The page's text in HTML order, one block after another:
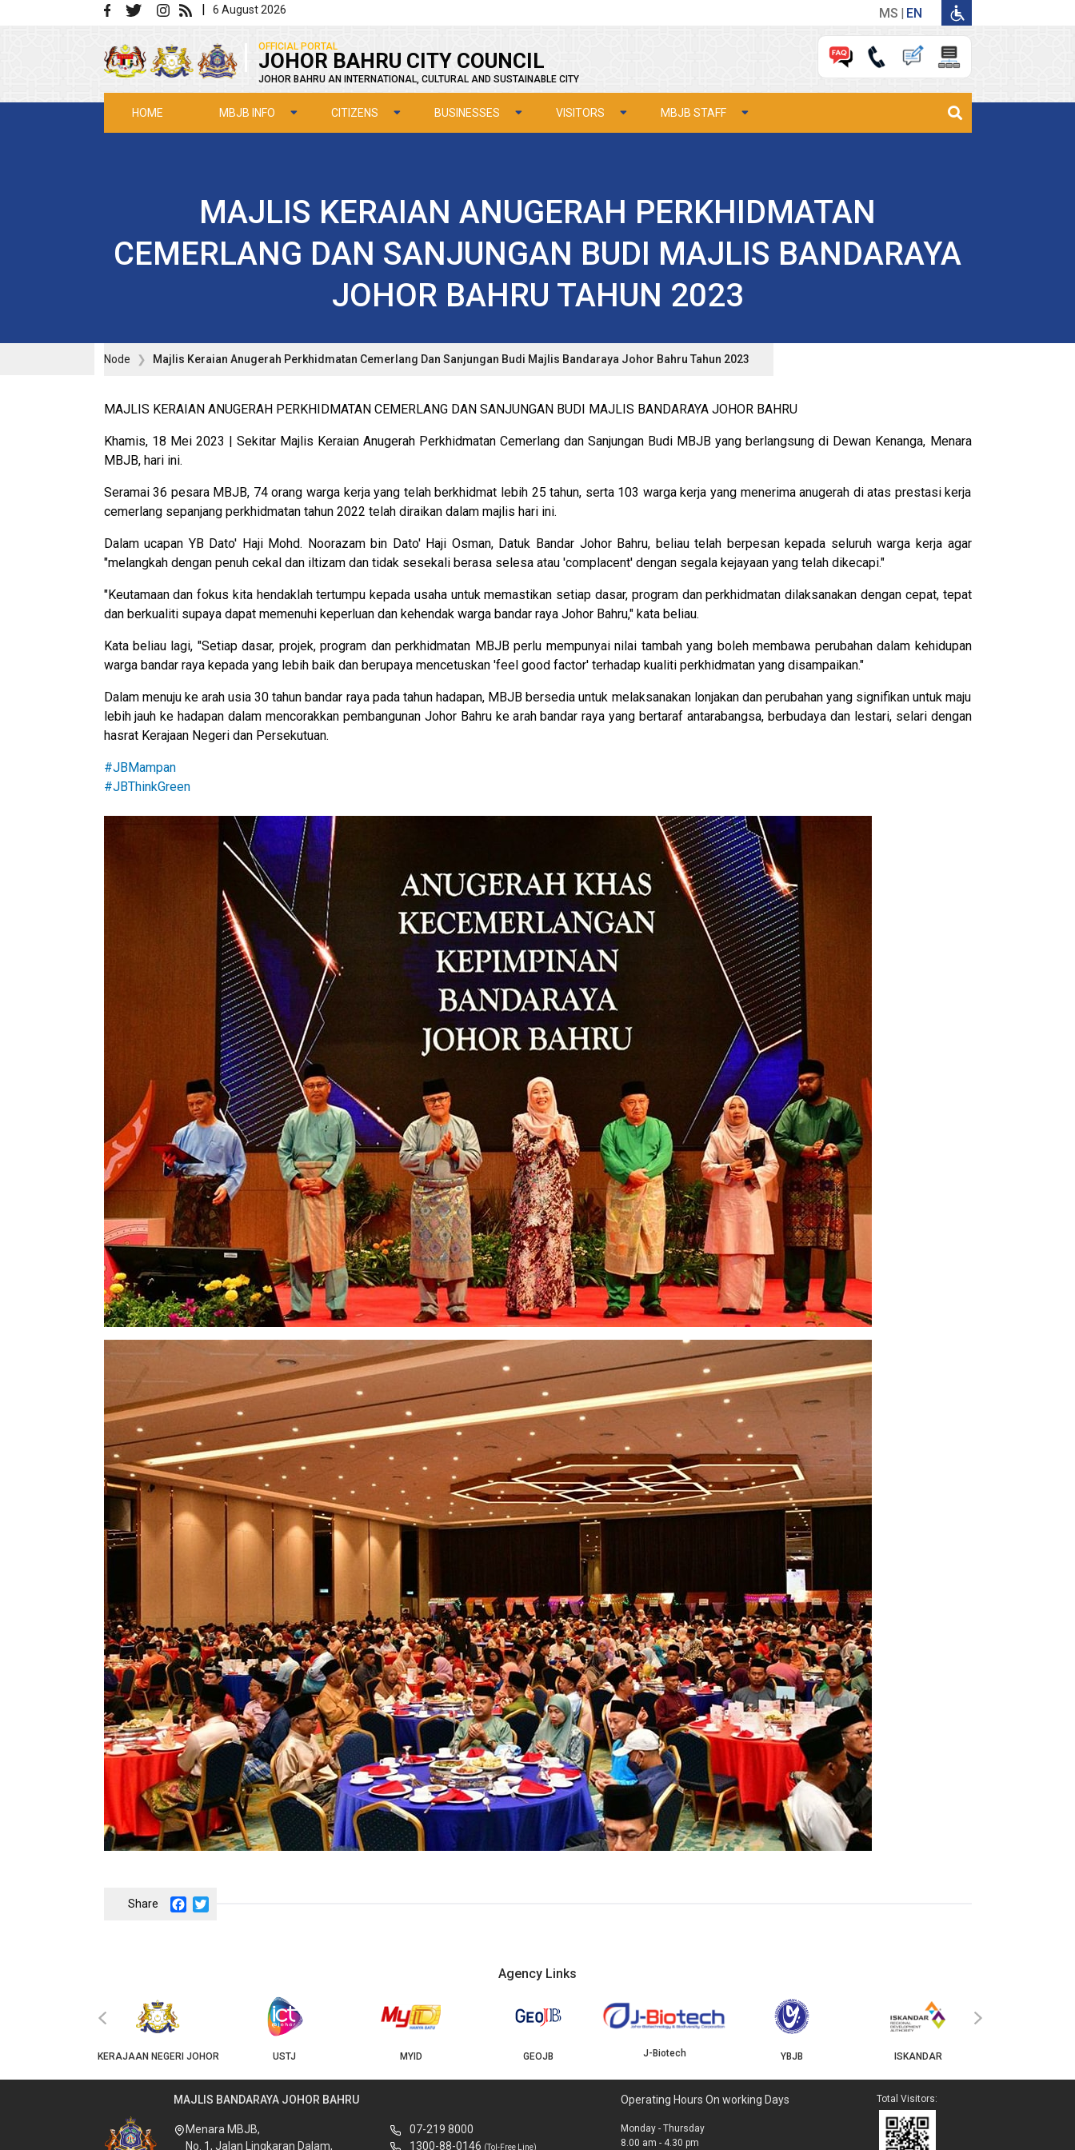
Skip to main content | 6 August 2026 MS EN
OFFICIAL PORTAL
JOHOR BAHRU CITY COUNCIL
JOHOR BAHRU AN INTERNATIONAL, CULTURAL AND SUSTAINABLE CITY
HOME MBJB INFO CITIZENS BUSINESSES VISITORS MBJB STAFF
MAJLIS KERAIAN ANUGERAH PERKHIDMATAN
CEMERLANG DAN SANJUNGAN BUDI MAJLIS BANDARAYA
JOHOR BAHRU TAHUN 2023
Node Majlis Keraian Anugerah Perkhidmatan Cemerlang Dan Sanjungan Budi Majlis Bandaraya Johor Bahru Tahun 2023
MAJLIS KERAIAN ANUGERAH PERKHIDMATAN CEMERLANG DAN SANJUNGAN BUDI MAJLIS BANDARAYA JOHOR BAHRU
Khamis, 18 Mei 2023 | Sekitar Majlis Keraian Anugerah Perkhidmatan Cemerlang dan Sanjungan Budi MBJB yang berlangsung di Dewan Kenanga, Menara
MBJB, hari ini.
Seramai 36 pesara MBJB, 74 orang warga kerja yang telah berkhidmat lebih 25 tahun, serta 103 warga kerja yang menerima anugerah di atas prestasi kerja
cemerlang sepanjang perkhidmatan tahun 2022 telah diraikan dalam majlis hari ini.
Dalam ucapan YB Dato' Haji Mohd. Noorazam bin Dato' Haji Osman, Datuk Bandar Johor Bahru, beliau telah berpesan kepada seluruh warga kerja agar
"melangkah dengan penuh cekal dan iltizam dan tidak sesekali berasa selesa atau 'complacent' dengan segala kejayaan yang telah dikecapi."
"Keutamaan dan fokus kita hendaklah tertumpu kepada usaha untuk memastikan setiap dasar, program dan perkhidmatan dilaksanakan dengan cepat, tepat
dan berkualiti supaya dapat memenuhi keperluan dan kehendak warga bandar raya Johor Bahru," kata beliau.
Kata beliau lagi, "Setiap dasar, projek, program dan perkhidmatan MBJB perlu mempunyai nilai tambah yang boleh membawa perubahan dalam kehidupan
warga bandar raya kepada yang lebih baik dan berupaya mencetuskan 'feel good factor' terhadap kualiti perkhidmatan yang disampaikan."
Dalam menuju ke arah usia 30 tahun bandar raya pada tahun hadapan, MBJB bersedia untuk melaksanakan lonjakan dan perubahan yang signifikan untuk maju
lebih jauh ke hadapan dalam mencorakkan pembangunan Johor Bahru ke arah bandar raya yang bertaraf antarabangsa, berbudaya dan lestari, selari dengan
hasrat Kerajaan Negeri dan Persekutuan.
#JBMampan
#JBThinkGreen
Facebook
Twitter
Agency Links
KERAJAAN NEGERI JOHOR USTJ MYID GEOJB J-Biotech YBJB ISKANDAR
‹ ›
MAJLIS BANDARAYA JOHOR BAHRU
Menara MBJB,
No. 1, Jalan Lingkaran Dalam,
07-219 8000
1300-88-0146 (Tol-Free Line)
Operating Hours On working Days
Monday - Thursday
8.00 am - 4.30 pm
Total Visitors: